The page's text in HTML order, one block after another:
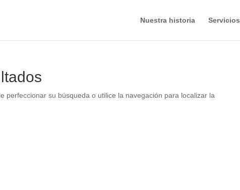
Nuestra historia Servicios
perfeccionar su búsqueda o utilice la navegación para localizar la